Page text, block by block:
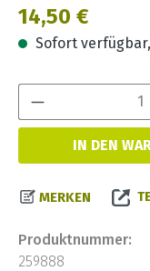
Regulärer Preis:
14,50 €
Sofort
IN DEN
MERKEN
Produktnummer:
259888